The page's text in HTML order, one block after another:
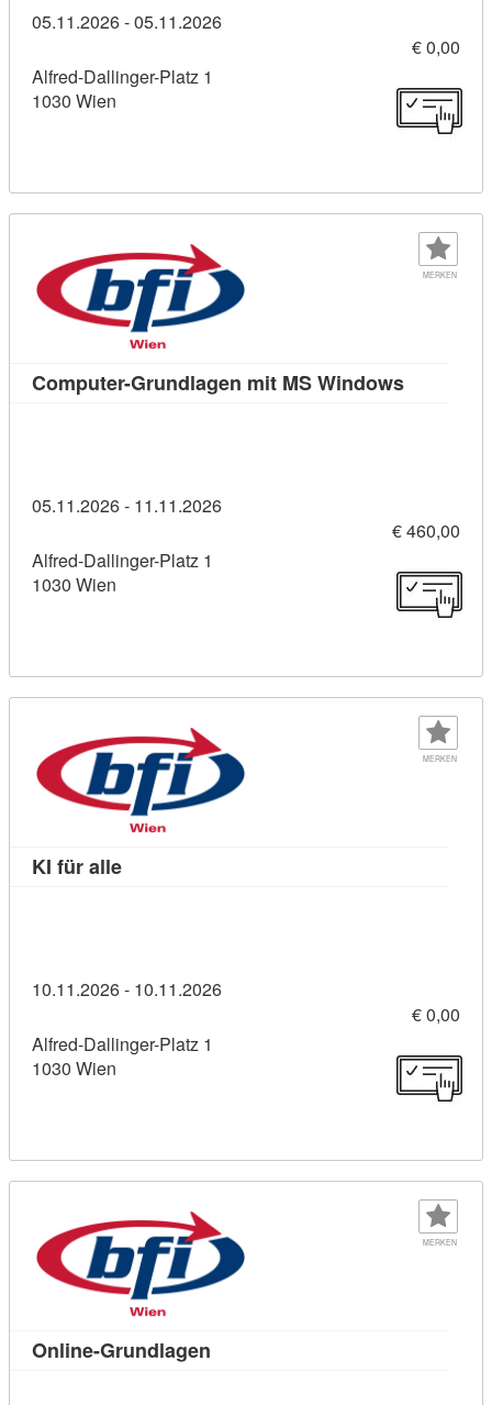
05.11.2026 - 05.11.2026
€ 0,00
Alfred-Dallinger-Platz 1
1030 Wien
MERKEN
Computer-Grundlagen mit MS Windows
05.11.2026 - 11.11.2026
€ 460,00
Alfred-Dallinger-Platz 1
1030 Wien
MERKEN
KI für alleKursdetail: KI für alle (11456428)
10.11.2026 - 10.11.2026
€ 0,00
Alfred-Dallinger-Platz 1
1030 Wien
MERKEN
Online-Grundlagen